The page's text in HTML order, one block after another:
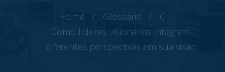
Home Glossário
C
Como líderes visionários integram
diferentes perspectivas em sua visão